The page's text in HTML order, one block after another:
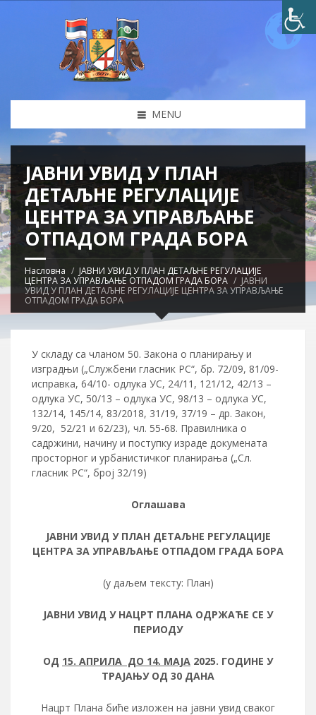
MENU
ЈАВНИ УВИД У ПЛАН
ДЕТАЉНЕ РЕГУЛАЦИЈЕ
ЦЕНТРА ЗА УПРАВЉАЊЕ
ОТПАДОМ ГРАДА БОРА
Насловна
ЈАВНИ УВИД У ПЛАН ДЕТАЉНЕ РЕГУЛАЦИЈЕ
ЦЕНТРА ЗА УПРАВЉАЊЕ ОТПАДОМ ГРАДА БОРА
ЈАВНИ
УВИД У ПЛАН ДЕТАЉНЕ РЕГУЛАЦИЈЕ ЦЕНТРА ЗА УПРАВЉАЊЕ
ОТПАДОМ ГРАДА БОРА
У складу са чланом 50. Закона о планирању и
изградњи („Службени гласник РС“, бр. 72/09, 81/09-
исправка, 64/10- одлука УС, 24/11, 121/12, 42/13 –
одлука УС, 50/13 – одлука УС, 98/13 – одлука УС,
132/14, 145/14, 83/2018, 31/19, 37/19 – др. Закон,
9/20, 52/21 и 62/23), чл. 55-68. Правилника о
садржини, начину и поступку израде докумената
просторног и урбанистичког планирања („Сл.
гласник РС“, број 32/19)
Оглашава
ЈАВНИ УВИД У ПЛАН ДЕТАЉНЕ РЕГУЛАЦИЈЕ
ЦЕНТРА ЗА УПРАВЉАЊЕ ОТПАДОМ ГРАДА БОРА
(у даљем тексту: План)
ЈАВНИ УВИД У НАЦРТ ПЛАНА ОДРЖАЋЕ СЕ У
ПЕРИОДУ
ОД 15. АПРИЛА ДО 14. МАЈА 2025. ГОДИНЕ У
ТРАЈАЊУ ОД 30 ДАНА
Нацрт Плана биће изложен на јавни увид сваког